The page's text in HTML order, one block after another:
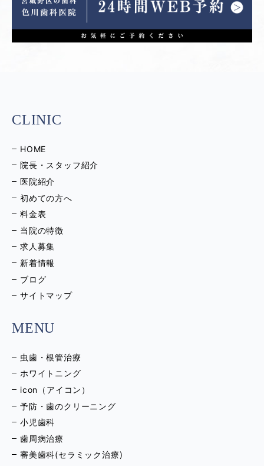
CLINIC
HOME
院長・スタッフ紹介
医院紹介
初めての方へ
料金表
当院の特徴
求人募集
新着情報
ブログ
サイトマップ
MENU
虫歯・根管治療
ホワイトニング
icon（アイコン）
予防・歯のクリーニング
小児歯科
歯周病治療
審美歯科(セラミック治療)